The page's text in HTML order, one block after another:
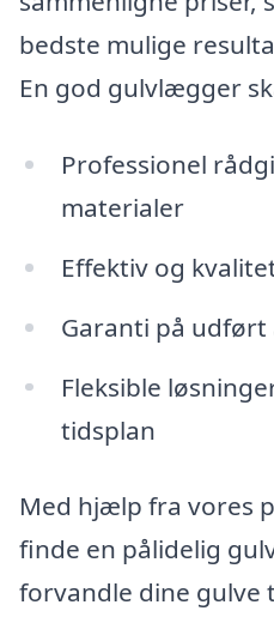
bedste mulige
En god gulvlægger
Professionel
materialer
Effektiv og
Garanti på udført
Fleksible
tidsplan
Med hjælp fra vores
finde en pålidelig
forvandle dine